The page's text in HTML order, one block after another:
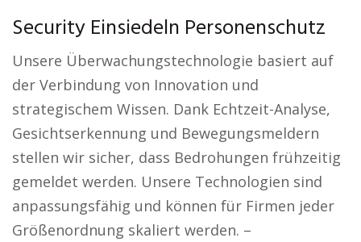
Security Einsiedeln Personenschutz
Unsere Überwachungstechnologie basiert auf
der Verbindung von Innovation und
strategischem Wissen. Dank Echtzeit-Analyse,
Gesichtserkennung und Bewegungsmeldern
stellen wir sicher, dass Bedrohungen frühzeitig
gemeldet werden. Unsere Technologien sind
anpassungsfähig und können für Firmen jeder
Größenordnung skaliert werden. –